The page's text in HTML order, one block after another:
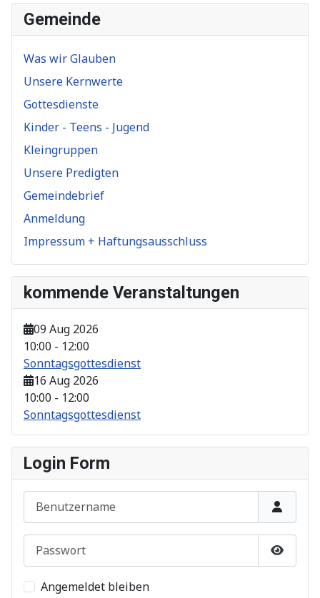
Gemeinde
Was wir Glauben
Unsere Kernwerte
Gottesdienste
Kinder - Teens - Jugend
Kleingruppen
Unsere Predigten
Gemeindebrief
Anmeldung
Impressum + Haftungsausschluss
kommende Veranstaltungen
09 Aug 2026
10:00 - 12:00
Sonntagsgottesdienst
16 Aug 2026
10:00 - 12:00
Sonntagsgottesdienst
Login Form
Benutzername
Passwort
Show
Angemeldet bleiben